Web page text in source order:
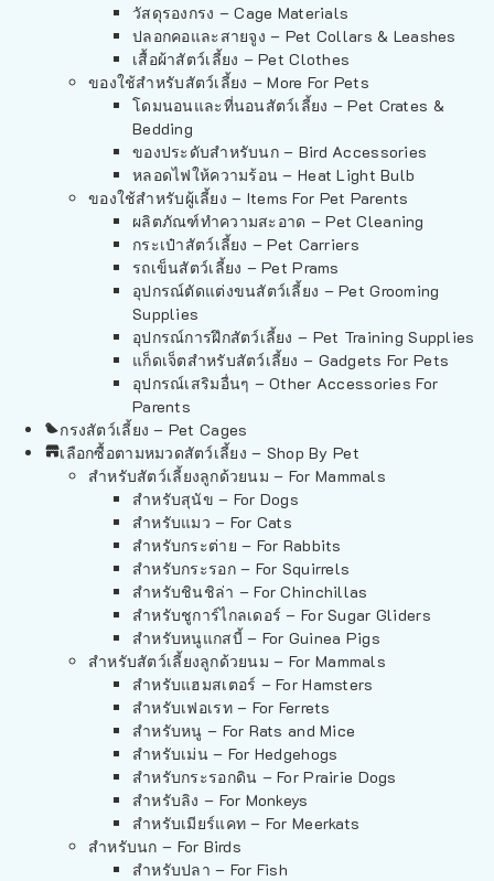
วัสดุรองกรง – Cage Materials
ปลอกคอและสายจูง – Pet Collars & Leashes
เสื้อผ้าสัตว์เลี้ยง – Pet Clothes
ของใช้สำหรับสัตว์เลี้ยง – More For Pets
โดมนอนและที่นอนสัตว์เลี้ยง – Pet Crates &
Bedding
ของประดับสำหรับนก – Bird Accessories
หลอดไฟให้ความร้อน – Heat Light Bulb
ของใช้สำหรับผู้เลี้ยง – Items For Pet Parents
ผลิตภัณฑ์ทำความสะอาด – Pet Cleaning
กระเป๋าสัตว์เลี้ยง – Pet Carriers
รถเข็นสัตว์เลี้ยง – Pet Prams
อุปกรณ์ตัดแต่งขนสัตว์เลี้ยง – Pet Grooming
Supplies
อุปกรณ์การฝึกสัตว์เลี้ยง – Pet Training Supplies
แก็ดเจ็ตสำหรับสัตว์เลี้ยง – Gadgets For Pets
อุปกรณ์เสริมอื่นๆ – Other Accessories For
Parents
กรงสัตว์เลี้ยง – Pet Cages
เลือกซื้อตามหมวดสัตว์เลี้ยง – Shop By Pet
สำหรับสัตว์เลี้ยงลูกด้วยนม – For Mammals
สำหรับสุนัข – For Dogs
สำหรับแมว – For Cats
สำหรับกระต่าย – For Rabbits
สำหรับกระรอก – For Squirrels
สำหรับชินชิล่า – For Chinchillas
สำหรับชูการ์ไกลเดอร์ – For Sugar Gliders
สำหรับหนูแกสบี้ – For Guinea Pigs
สำหรับสัตว์เลี้ยงลูกด้วยนม – For Mammals
สำหรับแฮมสเตอร์ – For Hamsters
สำหรับเฟอเรท – For Ferrets
สำหรับหนู – For Rats and Mice
สำหรับเม่น – For Hedgehogs
สำหรับกระรอกดิน – For Prairie Dogs
สำหรับลิง – For Monkeys
สำหรับเมียร์แคท – For Meerkats
สำหรับนก – For Birds
สำหรับปลา – For Fish